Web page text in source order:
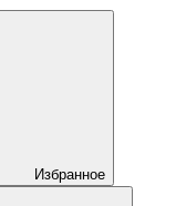
Избранное